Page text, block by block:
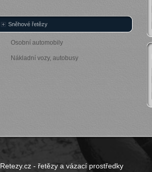
Sněhové řetězy
Osobní automobily
Nákladní vozy, autobusy
Retezy.cz - řetězy a vázací prostředky